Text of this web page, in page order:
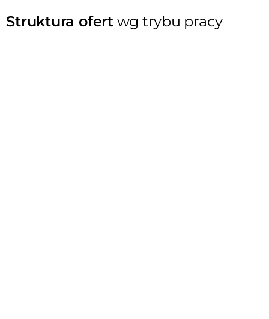
Struktura ofertwg trybu pracy